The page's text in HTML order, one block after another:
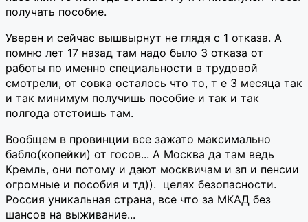
получать пособие.
Уверен и сейчас вышвырнут не глядя с 1 отказа. А
помню лет 17 назад там надо было 3 отказа от
работы по именно специальности в трудовой
смотрели, от совка осталось что то, т е 3 месяца так
и так минимум получишь пособие и так и так
полгода отстоишь там.
Вообщем в провинции все зажато максимально
бабло(копейки) от госов... А Москва да там ведь
Кремль, они потому и дают москвичам и зп и пенсии
огромные и пособия и тд)). целях безопасности.
Россия уникальная страна, все что за МКАД без
шансов на выживание...